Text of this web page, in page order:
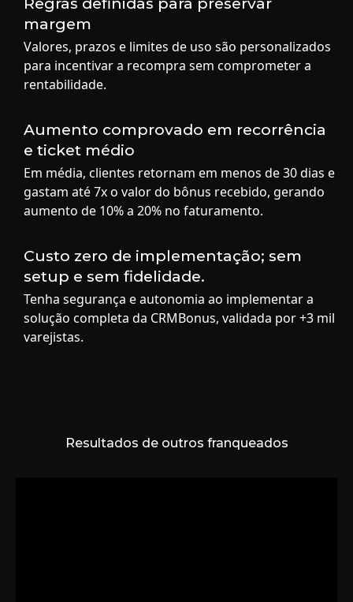
margem
Valores, prazos e limites de uso são personalizados
para incentivar a recompra sem comprometer a
rentabilidade.
Aumento comprovado em recorrência
e ticket médio
Em média, clientes retornam em menos de 30 dias e
gastam até 7x o valor do bônus recebido, gerando
aumento de 10% a 20% no faturamento.
Custo zero de implementação; sem
setup e sem fidelidade.
Tenha segurança e autonomia ao implementar a
solução completa da CRMBonus, validada por +3 mil
varejistas.
Resultados de outros franqueados